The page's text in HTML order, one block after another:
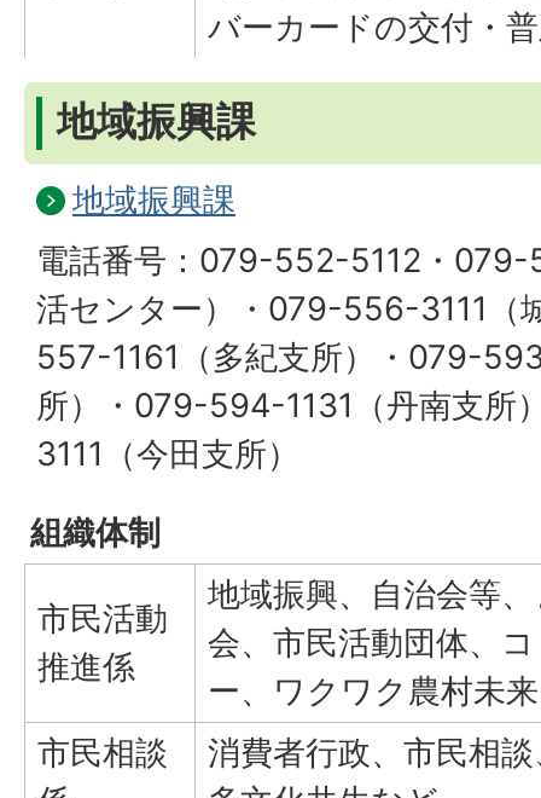
バーカードの交付・
地域振興課
地域振興課
電話番号：079-552-5112・079-
活センター）・079-556-3111（
557-1161（多紀支所）・079-
所）・079-594-1131（丹南支所
3111（今田支所）
組織体制
市民活動
推進係
地域振興、自治会等
会、市民活動団体、
ー、ワクワク農村未
市民相談
消費者行政、市民相